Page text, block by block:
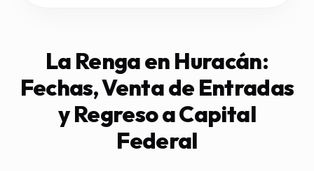
La Renga en Huracán:
Fechas, Venta de Entradas
y Regreso a Capital
Federal